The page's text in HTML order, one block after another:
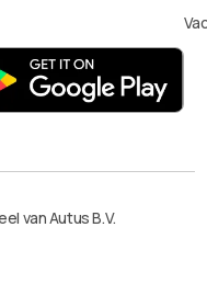
van Autus B.V.